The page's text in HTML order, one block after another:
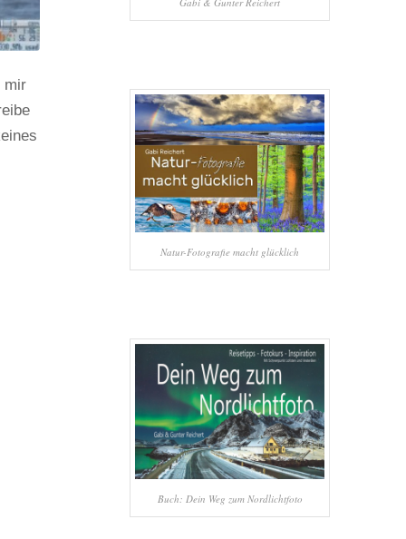
mir
Natur-Fotografie macht glücklich
Buch: Dein Weg zum Nordlichtfoto